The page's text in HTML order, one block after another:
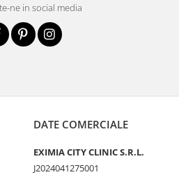
ne in social media
DATE COMERCIALE
EXIMIA CITY CLINIC S.R.L.
J2024041275001